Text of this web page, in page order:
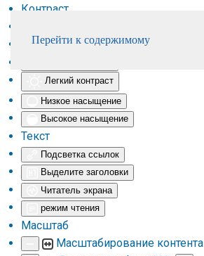
Контраст
монохром
Легкий контраст
Низкое насыщение
Высокое насыщение
Текст
Подсветка ссылок
Выделите заголовки
Читатель экрана
режим чтения
Масштаб
Масштабирование контента
Перейти к содержимому